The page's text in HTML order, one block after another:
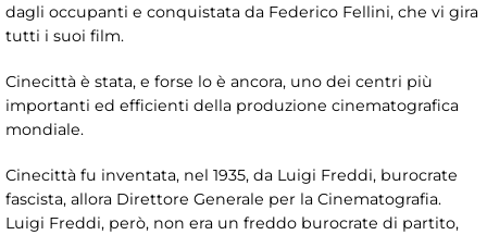
dagli occupanti e conquistata da Federico Fellini, che vi gira
tutti i suoi film.
Cinecittà è stata, e forse lo è ancora, uno dei centri più
importanti ed efficienti della produzione cinematografica
mondiale.
Cinecittà fu inventata, nel 1935, da Luigi Freddi, burocrate
fascista, allora Direttore Generale per la Cinematografia.
Luigi Freddi, però, non era un freddo burocrate di partito,